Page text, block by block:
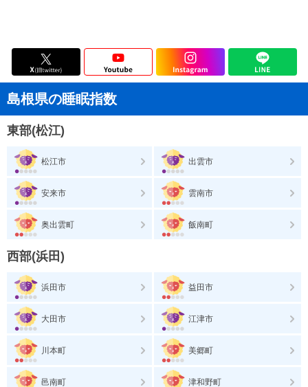
島根県の睡眠指数
東部(松江)
松江市 出雲市
安来市 雲南市
奥出雲町 飯南町
西部(浜田)
浜田市 益田市
大田市 江津市
川本町 美郷町
邑南町 津和野町